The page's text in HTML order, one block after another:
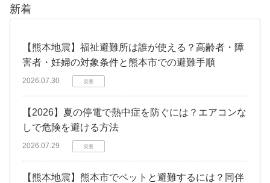
新着
【熊本地震】福祉避難所は誰が使える？高齢者・障
害者・妊婦の対象条件と熊本市での避難手順
2026.07.30 災害
【2026】夏の停電で熱中症を防ぐには？エアコンな
しで危険を避ける方法
2026.07.29 災害
【熊本地震】熊本市でペットと避難するには？同伴